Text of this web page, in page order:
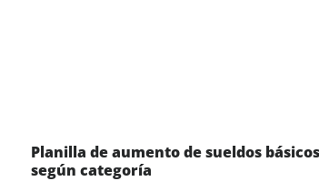
Planilla de aumento de sueldos
según categoría